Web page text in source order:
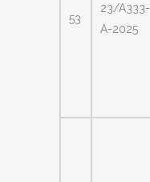
53
23/A333-
A-2025